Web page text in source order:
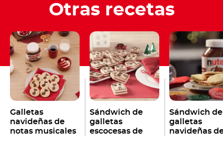
Otras recetas
Galletas
navideñas de
notas musicales
Sándwich de
galletas
escocesas de
Sándwich de
galletas
navideñas